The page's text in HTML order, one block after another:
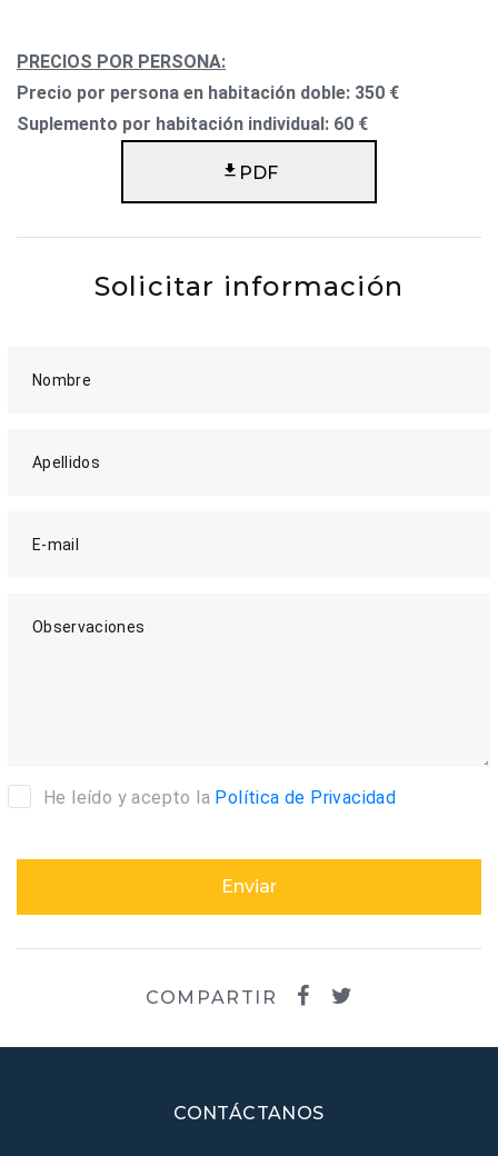
PRECIOS POR PERSONA:
Precio por persona en habitación doble: 350 €
Suplemento por habitación individual: 60 €
PDF
Solicitar información
Nombre
Apellidos
E-mail
Observaciones
He leído y acepto la Política de Privacidad
Enviar
COMPARTIR
CONTÁCTANOS